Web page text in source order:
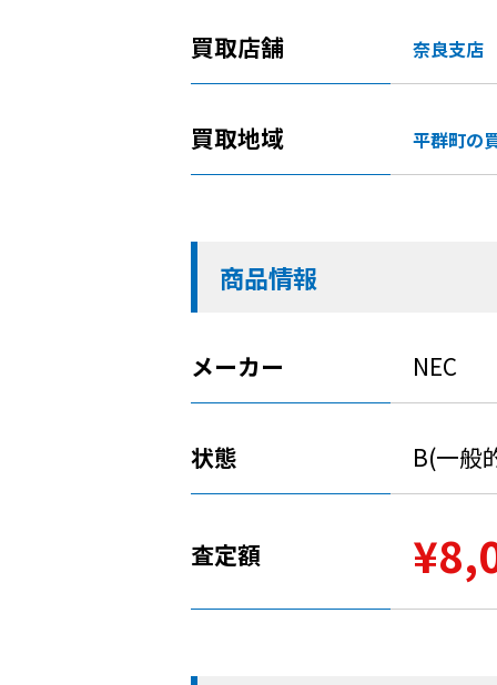
買取店舗 奈良支店
買取地域 平群町の
商品情報
メーカー NEC
状態 B(一般
査定額